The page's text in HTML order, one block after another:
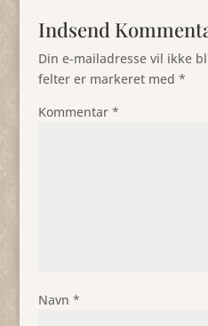
Indsend
Din e-mailadresse vil ikke
felter er markeret med *
Kommentar *
Navn *